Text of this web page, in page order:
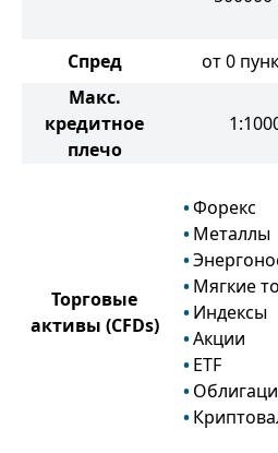
Спред от 0
Макс.
кредитное
плечо
Торговые
активы (CFDs)
Форекс
Металлы
Мягкие
Индексы
Акции
ETF